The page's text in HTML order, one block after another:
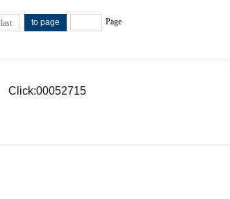
last Page
Click:00052715